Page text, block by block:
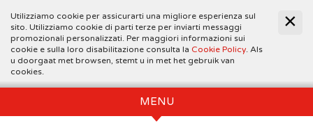
Utilizziamo cookie per assicurarti una migliore esperienza sul
sito. Utilizziamo cookie di parti terze per inviarti messaggi
promozionali personalizzati. Per maggiori informazioni sui
cookie e sulla loro disabilitazione consulta la Cookie Policy. Als
u doorgaat met browsen, stemt u in met het gebruik van
cookies.
MENU